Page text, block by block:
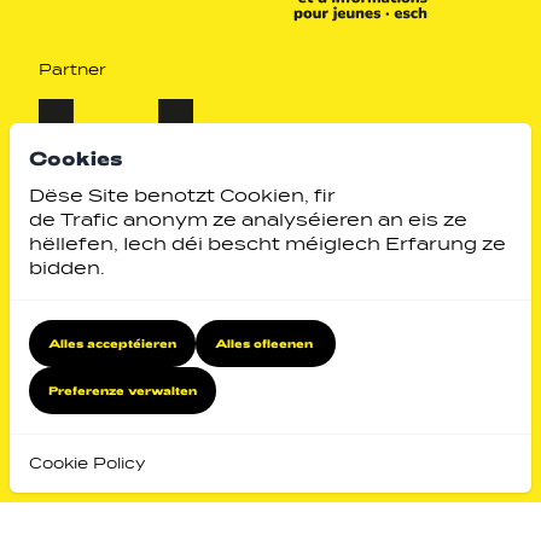
Cookies
Dëse Site benotzt Cookien, fir
de Trafic anonym ze analyséieren an eis ze
hëllefen, Iech déi bescht méiglech Erfarung ze
bidden.
Alles acceptéieren Alles ofleenen
Preferenze verwalten
Cookie Policy
Partner
Identity by Website by